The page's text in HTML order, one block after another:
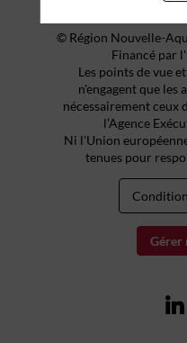
© Région Nouvelle-
Financé par
Les points de vue
n'engagent que les
nécessairement ceux
l’Agence
Ni l'Union
tenues pour
Gérer